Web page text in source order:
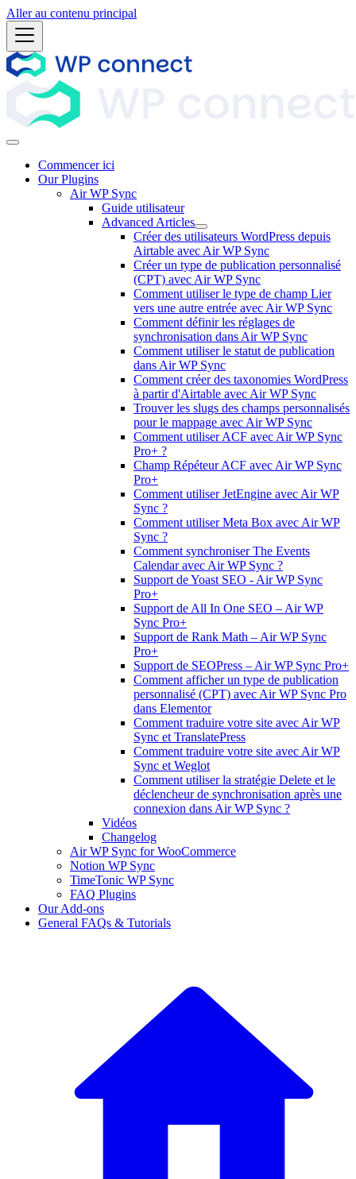
Aller au contenu principal
Commencer ici
Our Plugins
Air WP Sync
Guide utilisateur
Advanced Articles
Créer des utilisateurs WordPress depuis
Airtable avec Air WP Sync
Créer un type de publication personnalisé
(CPT) avec Air WP Sync
Comment utiliser le type de champ Lier
vers une autre entrée avec Air WP Sync
Comment définir les réglages de
synchronisation dans Air WP Sync
Comment utiliser le statut de publication
dans Air WP Sync
Comment créer des taxonomies WordPress
à partir d'Airtable avec Air WP Sync
Trouver les slugs des champs personnalisés
pour le mappage avec Air WP Sync
Comment utiliser ACF avec Air WP Sync
Pro+ ?
Champ Répéteur ACF avec Air WP Sync
Pro+
Comment utiliser JetEngine avec Air WP
Sync ?
Comment utiliser Meta Box avec Air WP
Sync ?
Comment synchroniser The Events
Calendar avec Air WP Sync ?
Support de Yoast SEO - Air WP Sync
Pro+
Support de All In One SEO – Air WP
Sync Pro+
Support de Rank Math – Air WP Sync
Pro+
Support de SEOPress – Air WP Sync Pro+
Comment afficher un type de publication
personnalisé (CPT) avec Air WP Sync Pro
dans Elementor
Comment traduire votre site avec Air WP
Sync et TranslatePress
Comment traduire votre site avec Air WP
Sync et Weglot
Comment utiliser la stratégie Delete et le
déclencheur de synchronisation après une
connexion dans Air WP Sync ?
Vidéos
Changelog
Air WP Sync for WooCommerce
Notion WP Sync
TimeTonic WP Sync
FAQ Plugins
Our Add-ons
General FAQs & Tutorials